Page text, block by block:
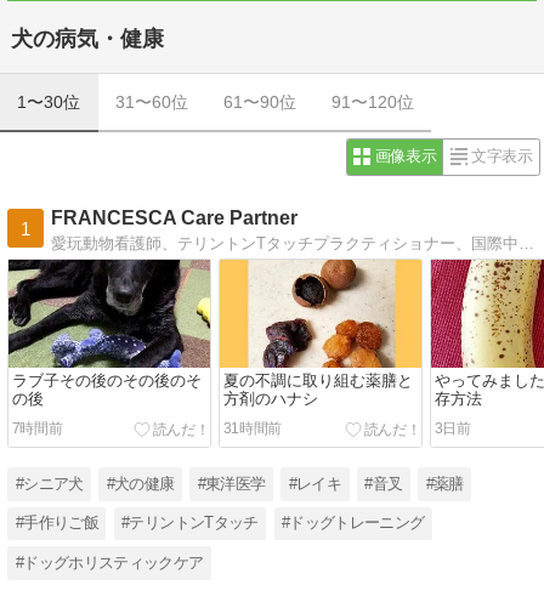
犬の病気・健康
1〜30位 31〜60位 61〜90位 91〜120位
画像表示 文字表示
1
FRANCESCA Care Partner
ラブ子その後のその後のそ
の後
7時間前
夏の不調に取り組む薬膳と
方剤のハナシ
31時間前
やってみまし
存方法
3日前
#シニア犬 #犬の健康 #東洋医学 #レイキ #音叉 #薬膳
#手作りご飯 #テリントンTタッチ #ドッグトレーニング
#ドッグホリスティックケア